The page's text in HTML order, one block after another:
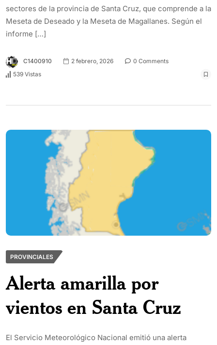
sectores de la provincia de Santa Cruz, que comprende a la
Meseta de Deseado y la Meseta de Magallanes. Según el
informe […]
C1400910 2 febrero, 2026
0 Comments
539 Vistas
PROVINCIALES
Alerta amarilla por
vientos en Santa Cruz
El Servicio Meteorológico Nacional emitió una alerta